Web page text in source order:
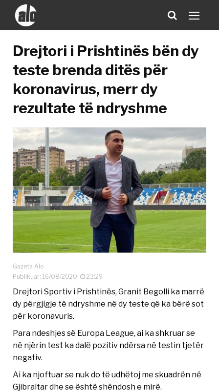
Drejtori i Prishtinës bën dy
teste brenda ditës për
koronavirus, merr dy
rezultate të ndryshme
Gazeta Alo
Publikuar: 16/08/2020
23:29
Drejtori Sportiv i Prishtinës, Granit Begolli ka marrë
dy përgjigje të ndryshme në dy teste që ka bërë sot
për koronavuris.
Para ndeshjes së Europa League, ai ka shkruar se
në njërin test ka dalë pozitiv ndërsa në testin tjetër
negativ.
Ai ka njoftuar se nuk do të udhëtoj me skuadrën në
Gjibraltar dhe se është shëndosh e mirë.